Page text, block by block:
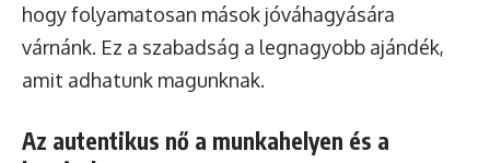
hogy folyamatosan mások jóváhagyására
várnánk. Ez a szabadság a legnagyobb ajándék,
amit adhatunk magunknak.
Az autentikus nő a munkahelyen és a